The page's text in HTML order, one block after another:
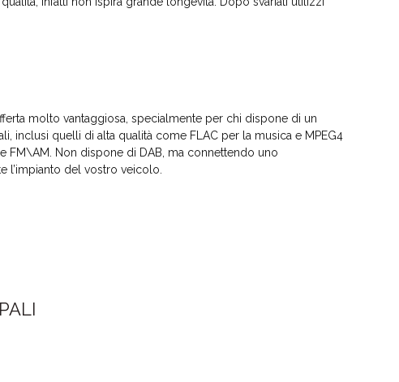
molto vantaggiosa, specialmente per chi dispone di un
inclusi quelli di alta qualità come FLAC per la musica e MPEG4
FM\AM. Non dispone di DAB, ma connettendo uno
l’impianto del vostro veicolo.